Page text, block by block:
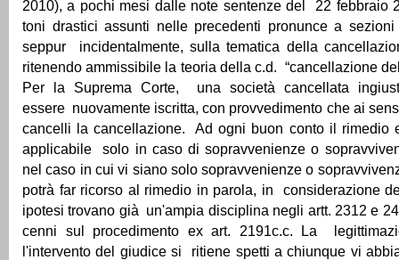
2010), a pochi mesi dalle note sentenze del 22 febbraio
toni drastici assunti nelle precedenti pronunce a
seppur incidentalmente, sulla tematica della
ritenendo ammissibile la teoria della c.d. “cancellazione
Per la Suprema Corte, una società cancellata
essere nuovamente iscritta, con provvedimento che ai
cancelli la cancellazione. Ad ogni buon conto il rimedio
applicabile solo in caso di sopravvenienze o
nel caso in cui vi siano solo sopravvenienze o
potrà far ricorso al rimedio in parola, in considerazione
ipotesi trovano già un'ampia disciplina negli artt. 2312 e
cenni sul procedimento ex art. 2191c.c. La
l'intervento del giudice si ritiene spetti a chiunque vi